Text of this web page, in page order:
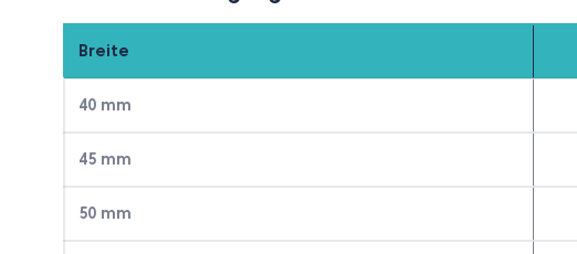
Breite
40 mm
45 mm
50 mm